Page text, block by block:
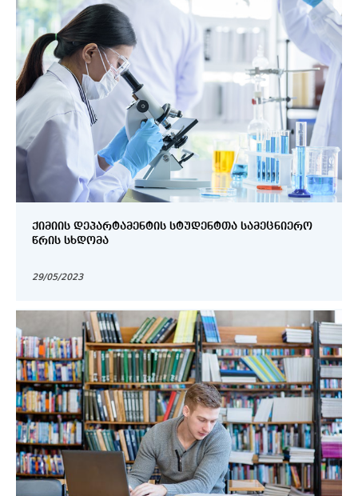
ᲥᲘᲛᲘᲘᲡ ᲓᲔᲞᲐᲠᲢᲐᲛᲔᲜᲢᲘᲡ ᲡᲢᲣᲓᲔᲜᲢᲗᲐ ᲡᲐᲛᲔᲪᲜᲘᲔᲠᲝ
ᲬᲠᲘᲡ ᲡᲮᲓᲝᲛᲐ
29/05/2023